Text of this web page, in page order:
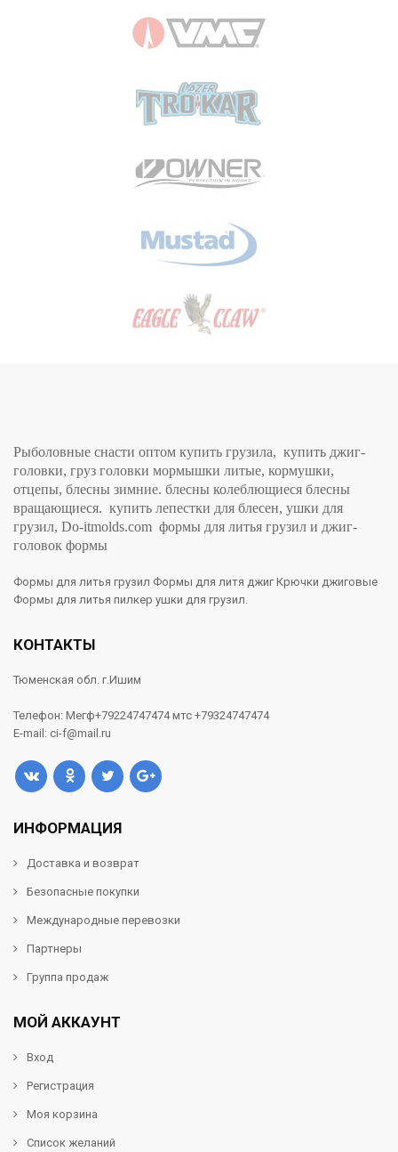
Рыболовные снасти оптом купить грузила, купить джиг-
головки, груз головки мормышки литые, кормушки,
отцепы, блесны зимние. блесны колеблющиеся блесны
вращающиеся. купить лепестки для блесен, ушки для
грузил, Do-itmolds.com формы для литья грузил и джиг-
головок формы
Формы для литья грузил Формы для литя джиг Крючки джиговые
Формы для литья пилкер ушки для грузил.
КОНТАКТЫ
Тюменская обл. г.Ишим
Телефон: Мегф+79224747474 мтс +79324747474
E-mail: ci-f@mail.ru
ИНФОРМАЦИЯ
Доставка и возврат
Безопасные покупки
Международные перевозки
Партнеры
Группа продаж
МОЙ АККАУНТ
Вход
Регистрация
Моя корзина
Список желаний